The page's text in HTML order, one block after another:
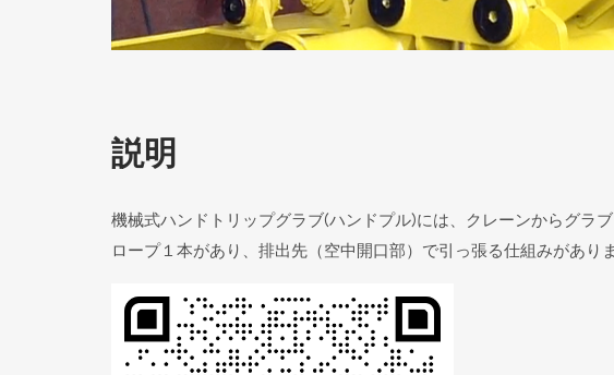
説明
機械式ハンドトリップグラブ(ハンドプル)には、クレーンからグラ
ロープ１本があり、排出先（空中開口部）で引っ張る仕組みがありま